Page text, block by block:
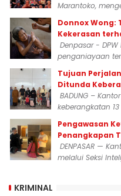
Marantoko,
Donnox Wong:
Kekerasan
Denpasar -
penganiayaan
Tujuan
Ditunda
BADUNG –
keberangkatan
Pengawasan
Penangkapan
DENPASAR —
melalui Seksi
KRIMINAL